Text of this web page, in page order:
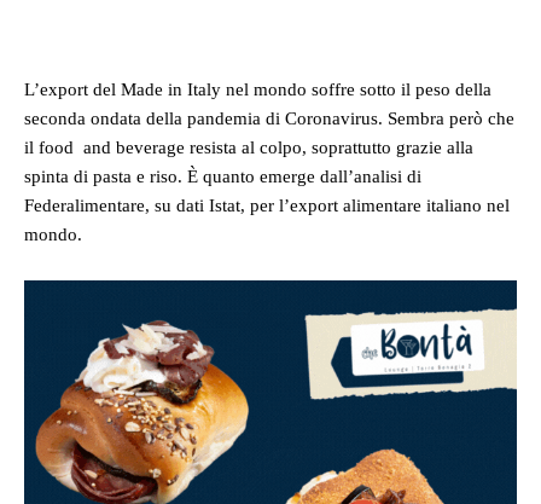
L’export del Made in Italy nel mondo soffre sotto il peso della
seconda ondata della pandemia di Coronavirus. Sembra però che
il food and beverage resista al colpo, soprattutto grazie alla
spinta di pasta e riso. È quanto emerge dall’analisi di
Federalimentare, su dati Istat, per l’export alimentare italiano nel
mondo.